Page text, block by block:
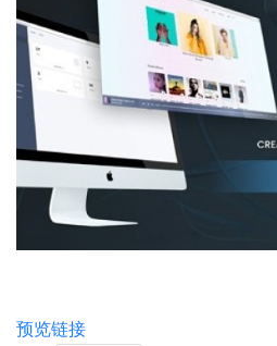
预览链接